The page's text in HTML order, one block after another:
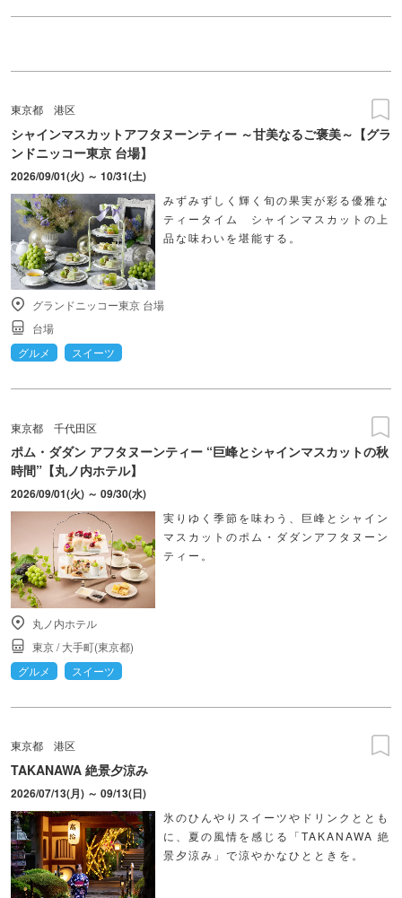
東京都 港区
シャインマスカットアフタヌーンティー ～甘美なるご褒美～【グラ
ンドニッコー東京 台場】
2026/09/01(火) ～ 10/31(土)
みずみずしく輝く旬の果実が彩る優雅な
ティータイム シャインマスカットの上
品な味わいを堪能する。
グランドニッコー東京 台場
台場
グルメ
スイーツ
東京都 千代田区
ポム・ダダン アフタヌーンティー “巨峰とシャインマスカットの秋
時間”【丸ノ内ホテル】
2026/09/01(火) ～ 09/30(水)
実りゆく季節を味わう、巨峰とシャイン
マスカットのポム・ダダンアフタヌーン
ティー。
丸ノ内ホテル
東京/大手町(東京都)
グルメ
スイーツ
東京都 港区
TAKANAWA 絶景夕涼み
2026/07/13(月) ～ 09/13(日)
氷のひんやりスイーツやドリンクととも
に、夏の風情を感じる「TAKANAWA 絶
景夕涼み」で涼やかなひとときを。